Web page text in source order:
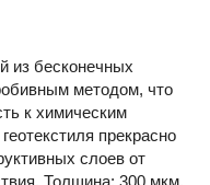
из бесконечных
методом, что
к химическим
прекрасно
слоев от
Толщина: 300 мкм.